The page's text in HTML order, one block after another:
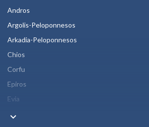
Andros
Argolis-Peloponnesos
Arkadia-Peloponnesos
Chios
Corfu
Epiros
Evia
keyboard_arrow_down